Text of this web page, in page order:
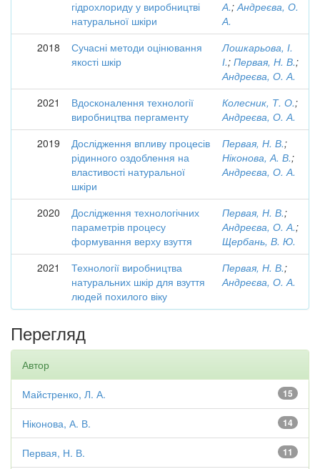
гідрохлориду у виробництві
натуральної шкіри
А.;Андреєва, О.
А.
2018
Сучасні методи оцінювання
якості шкір
Лошкарьова, І.
І.; Первая, Н. В.;
Андреєва, О. А.
2021
Вдосконалення технології
виробництва пергаменту
Колесник, Т. О.;
Андреєва, О. А.
2019
Дослідження впливу процесів
рідинного оздоблення на
властивості натуральної
шкіри
Первая, Н. В.;
Ніконова, А. В.;
Андреєва, О. А.
2020
Дослідження технологічних
параметрів процесу
формування верху взуття
Первая, Н. В.;
Андреєва, О. А.;
Щербань, В. Ю.
2021
Технології виробництва
натуральних шкір для взуття
людей похилого віку
Первая, Н. В.;
Андреєва, О. А.
Перегляд
Автор
15
Майстренко, Л. А.
14
Ніконова, А. В.
11
Первая, Н. В.